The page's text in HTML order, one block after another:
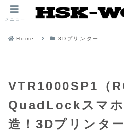
Home 3Dプリンター
VTR1000SP1（
QuadLockスマホ
造！3Dプリンタ
メニュー